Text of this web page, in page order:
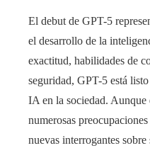
El debut de GPT-5
el desarrollo de la
exactitud, habilidades de
seguridad, GPT-5 está
IA en la sociedad. Aunque
numerosas
nuevas interrogantes